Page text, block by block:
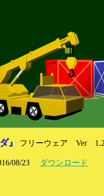
』 フリーウェア Ver
08/23 ダウンロード